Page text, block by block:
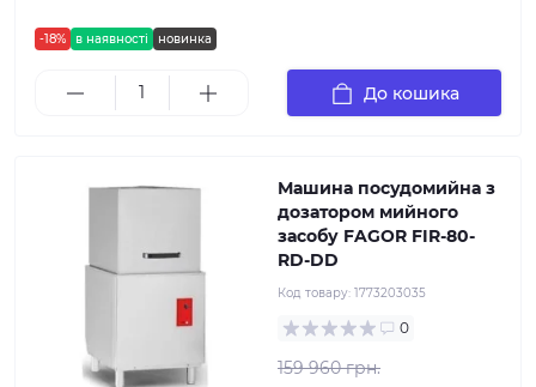
-18% в наявності новинка
До кошика
Машина посудомийна з
дозатором мийного
засобу FAGOR FIR-80-
RD-DD
Код товару: 1773203035
0
159 960 грн.